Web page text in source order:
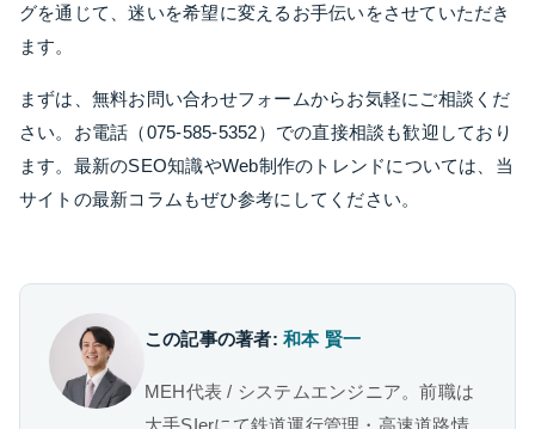
グを通じて、迷いを希望に変えるお手伝いをさせていただき
ます。
まずは、無料お問い合わせフォームからお気軽にご相談くだ
さい。お電話（075-585-5352）での直接相談も歓迎しており
ます。最新のSEO知識やWeb制作のトレンドについては、当
サイトの最新コラムもぜひ参考にしてください。
この記事の著者:和本 賢一
MEH代表 / システムエンジニア。前職は
大手SIerにて鉄道運行管理・高速道路情